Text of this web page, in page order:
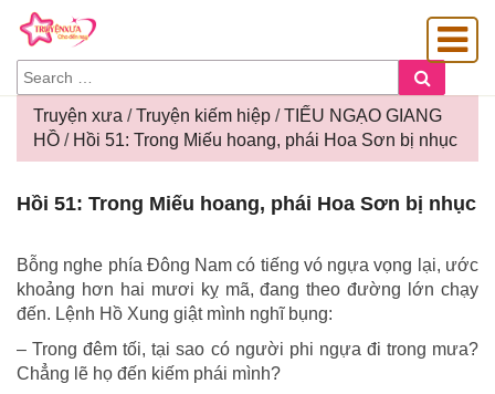
SEARCH
FOR:
Truyện xưa /Truyện kiếm hiệp /TIẾU NGẠO GIANG
HỒ / Hồi 51: Trong Miếu hoang, phái Hoa Sơn bị nhục
51:
Miếu
hoang,
phái
Sơn
bị
Hồi 51: Trong Miếu hoang, phái Hoa Sơn bị nhục
Bỗng nghe phía Đông Nam có tiếng vó ngựa vọng lại, ước
khoảng hơn hai mươi kỵ mã, đang theo đường lớn chạy
đến. Lệnh Hồ Xung giật mình nghĩ bụng:
– Trong đêm tối, tại sao có người phi ngựa đi trong mưa?
Chẳng lẽ họ đến kiếm phái mình?